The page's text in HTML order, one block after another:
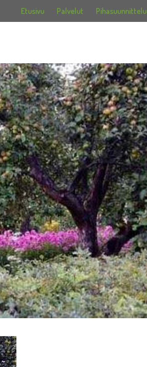
Etusivu Palvelut Pihasuunnittelu